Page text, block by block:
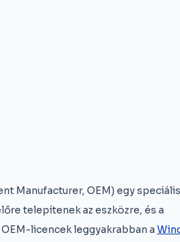
Manufacturer, OEM) egy speciális
telepítenek az eszközre, és a
licencek leggyakrabban a